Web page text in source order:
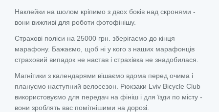
Наклейки на шолом кріпимо з двох боків над скронями -
вони вижливі для роботи фотофінішу.
Страхові поліси на 25000 грн. зберігаємо до кінця
марафону. Бажаємо, щоб ні у кого з наших марафонців
страховий випадок не настав і страхівка не знадобилася.
Магнітики з календарями вішаємо вдома перед очима і
плануємо наступний велосезон. Рюкзаки Lviv Bicycle Club
використовуємо для передач на фініш і для їзди по місту -
вони зроблять вас помітнішими на дорозі.